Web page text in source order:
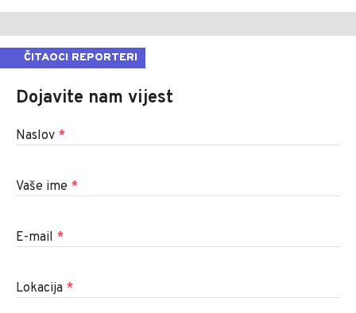
ČITAOCI REPORTERI
Dojavite nam vijest
Naslov *
Vaše ime *
E-mail *
Lokacija *